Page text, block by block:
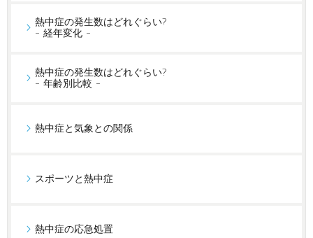
熱中症の発生数はどれぐらい?
- 経年変化 -
熱中症の発生数はどれぐらい?
- 年齢別比較 -
熱中症と気象との関係
スポーツと熱中症
熱中症の応急処置